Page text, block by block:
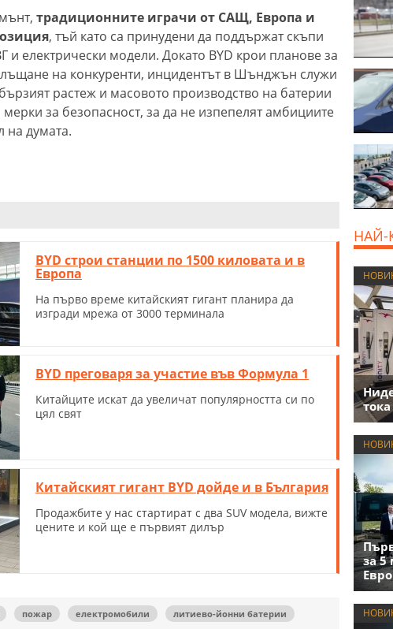
традиционните играчи от САЩ, Европа и
, тъй като са принудени да поддържат скъпи
и електрически модели. Докато BYD крои планове за
на конкуренти, инцидентът в Шънджън служи
растеж и масовото производство на батерии
за безопасност, за да не изпепелят амбициите
на думата.
BYD строи станции по 1500 киловата и в
Европа
На първо време китайският гигант планира да
изгради мрежа от 3000 терминала
BYD преговаря за участие във Формула 1
Китайците искат да увеличат популярността си по
цял свят
Китайският гигант BYD дойде и в България
Продажбите у нас стартират с два SUV модела, вижте
цените и кой ще е първият дилър
пожар електромобили
литиево-йонни батерии
НАЙ-
за 5